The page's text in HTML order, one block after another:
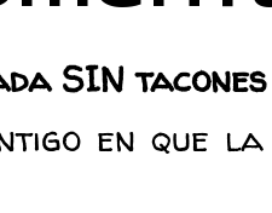
SIN tacones
en que